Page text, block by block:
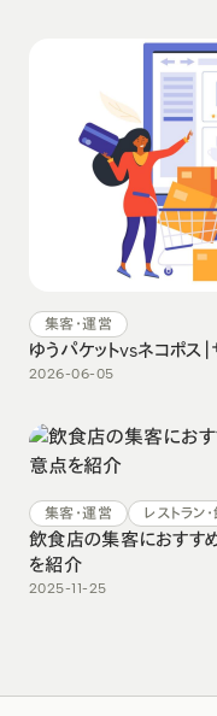
集客・運営
ゆうパケットvsネコポス
2026-06-05
集客・運営 レストラン
飲食店の集客におすす
を紹介
2025-11-25